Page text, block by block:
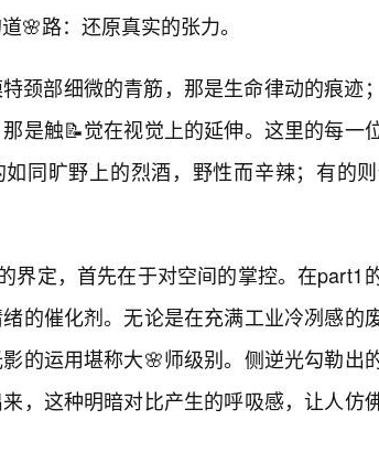
🌸路：还原真实的张力。
颈部细微的青筋，那是生命律动的痕迹
是触📝觉在视觉上的延伸。这里的每一
同旷野上的烈酒，野性而辛辣；有的
界定，首先在于对空间的掌控。在part1
的催化剂。无论是在充满工业冷冽感的
的运用堪称大🌸师级别。侧逆光勾勒出
，这种明暗对比产生的呼吸感，让人仿